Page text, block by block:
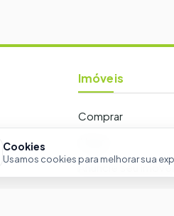
Cookies
Usamos cookies para melhorar sua
Imóveis
Comprar
Anuncie seu Imóvel